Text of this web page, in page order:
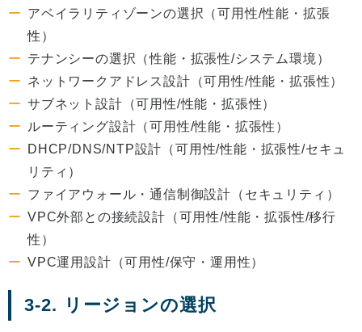
アベイラリティゾーンの選択（可用性/性能・拡張
性）
テナンシーの選択（性能・拡張性/システム環境）
ネットワークアドレス設計（可用性/性能・拡張性）
サブネット設計（可用性/性能・拡張性）
ルーティング設計（可用性/性能・拡張性）
DHCP/DNS/NTP設計（可用性/性能・拡張性/セキュ
リティ）
ファイアウォール・通信制御設計（セキュリティ）
VPC外部との接続設計（可用性/性能・拡張性/移行
性）
VPC運用設計（可用性/保守・運用性）
3-2. リージョンの選択